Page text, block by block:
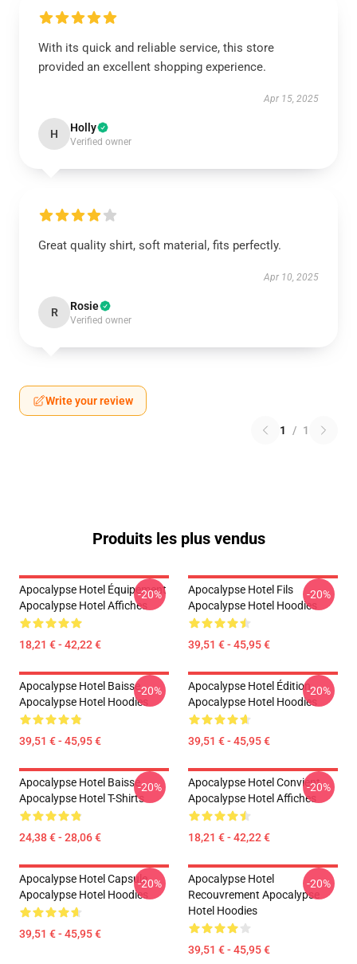
With its quick and reliable service, this store
provided an excellent shopping experience.
Apr 15, 2025
H Holly
Verified owner
Great quality shirt, soft material, fits perfectly.
Apr 10, 2025
R Rosie
Verified owner
Write your review
1 / 1
Produits les plus vendus
Apocalypse Hotel Équipement
Apocalypse Hotel Affiches
18,21 € - 42,22 €
-20%
Apocalypse Hotel Fils
Apocalypse Hotel Hoodies
39,51 € - 45,95 €
-20%
Apocalypse Hotel Baisse
Apocalypse Hotel Hoodies
39,51 € - 45,95 €
-20%
Apocalypse Hotel Édition
Apocalypse Hotel Hoodies
39,51 € - 45,95 €
-20%
Apocalypse Hotel Baisse
Apocalypse Hotel T-Shirts
24,38 € - 28,06 €
-20%
Apocalypse Hotel Convient
Apocalypse Hotel Affiches
18,21 € - 42,22 €
-20%
Apocalypse Hotel Capsule
Apocalypse Hotel Hoodies
39,51 € - 45,95 €
-20%
Apocalypse Hotel
Recouvrement Apocalypse
Hotel Hoodies
39,51 € - 45,95 €
-20%